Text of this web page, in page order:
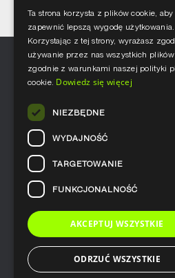
Home Nasze
Usługi
Ta strona korzysta z plików cookie, aby
zapewnić lepszą wygodę użytkowania.
Korzystając z tej strony, wyrażasz
używanie przez nas wszystkich
zgodnie z warunkami naszej polityki
cookie. Dowiedz się więcej
NIEZBĘDNE
WYDAJNOŚĆ
TARGETOWANIE
FUNKCJONALNOŚĆ
AKCEPTUJ WSZYSTKIE
ODRZUĆ WSZYSTKIE